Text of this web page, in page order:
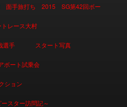
面手旅打ち 2015 SG第42回ボー
レース大村
選手 スタート写真
ボート試乗会
ション
スター訪問記～